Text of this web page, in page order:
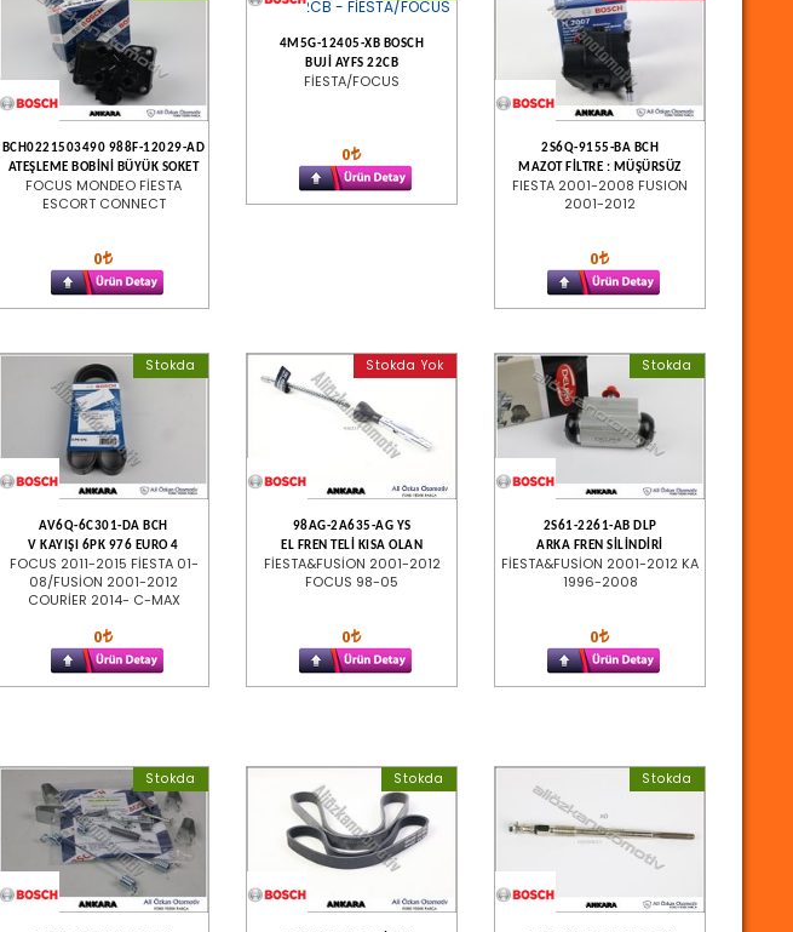
BCH0221503490 988F-12029-AD
ATEŞLEME BOBİNİ BÜYÜK SOKET
FOCUS MONDEO FİESTA
ESCORT CONNECT
0
4M5G-12405-XB BOSCH
BUJİ AYFS 22CB
FİESTA/FOCUS
0
2S6Q-9155-BA BCH
MAZOT FİLTRE : MÜŞÜRSÜZ
FIESTA 2001-2008 FUSION
2001-2012
0
Stokda
AV6Q-6C301-DA BCH
V KAYIŞI 6PK 976 EURO 4
FOCUS 2011-2015 FİESTA 01-
08/FUSİON 2001-2012
COURİER 2014- C-MAX
0
Stokda Yok
98AG-2A635-AG YS
EL FREN TELİ KISA OLAN
FİESTA&FUSİON 2001-2012
FOCUS 98-05
0
Stokda
2S61-2261-AB DLP
ARKA FREN SİLİNDİRİ
FİESTA&FUSİON 2001-2012 KA
1996-2008
0
Stokda Stokda Stokda